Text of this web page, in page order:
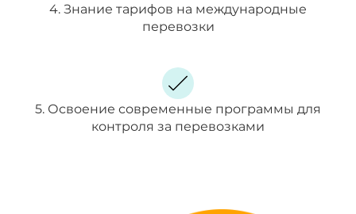
4. Знание тарифов на международные
перевозки
5. Освоение современные программы для
контроля за перевозками